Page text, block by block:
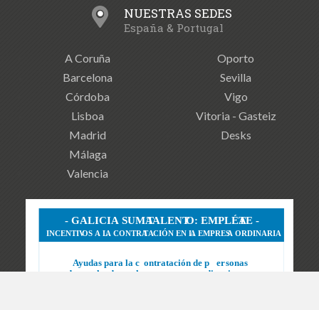
NUESTRAS SEDES
España & Portugal
A Coruña
Barcelona
Córdoba
Lisboa
Madrid
Málaga
Valencia
Oporto
Sevilla
Vigo
Vitoria - Gasteiz
Desks